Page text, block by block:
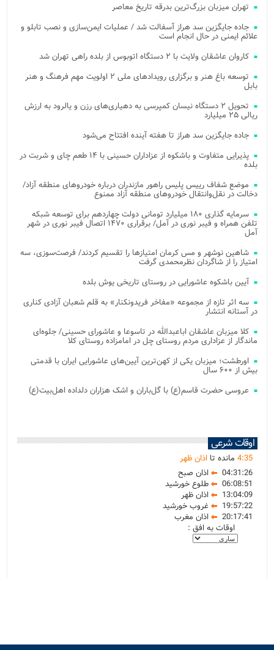
تهران میزبان بزرگ‌ترین بدرقه تاریخ معاصر
جاده جایگزین سد هراز آسفالت شد / عملیات ایمن‌سازی و نصب تابلو و
علائم ایمنی در حال انجام است
کاروان عاشقان ولایت با ۲ دستگاه اتوبوس از بلده راهی تهران شد
توسعه باغ هنر و برگزاری رویدادهای ملی ۲ اولویت مهم فرهنگ و هنر
بابل
تحویل ۲ دستگاه نیسان کمپرسی به دهیاری‌های رزن و یالرود به ارزش
ریالی ۲۵ میلیارد
جاده جایگزین سد هراز تا هفته آینده افتتاح می‌شود
پذیرایی متفاوت و باشکوه از عزاداران حسینی با ۱۴ طعم چای و شربت در
بلده
موضع شفاف رییس پلیس راهور مازندران درباره خودروهای منطقه آزاد/
دخالت در نقل‌وانتقال خودروهای منطقه آزاد ممنوع
سرمایه گذاری ۱۸۰ میلیارد تومانی دولت چهاردهم برای توسعه شبکه
تلفن همراه و فیبر نوری در آمل/ برقراری ۱۴۷۰ اتصال فیبر نوری در شهر
آمل
شاهین نوشهر و مس کرمان امتیازها را تقسیم کردند/ فرصت‌سوزی، سه
امتیاز را از شاگردان نظرمحمدی گرفت
آیین باشکوه عاشورایی در روستای تاریخی یوش بلده
سه اثر تازه از مجموعه «مفاخر فریدونکنار» به قلم شعبان آزادی کناری
در آستانه انتشار
کلا میزبان عاشقان اباعبدالله در تاسوعا و عاشورای حسینی/ جلوه‌ای
ماندگار از عزاداری مردم روستای چل در امامزاده روستای کلا
اورطشت؛ میزبان یکی از کهن‌ترین آیین‌های عاشورایی ایران با قدمتی
بیش از ۶۰۰ سال
عروسی حضرت قاسم(ع) با گل‌باران و اشک هزاران دلداده اهل‌بیت(ع)
اوقات شرعی
4:35 مانده تااذان ظهر
04:31:26
اذان صبح
06:08:51
طلوع خورشید
13:04:09
اذان ظهر
19:57:22
غروب خورشید
20:17:41
اذان مغرب
اوقات به افق :